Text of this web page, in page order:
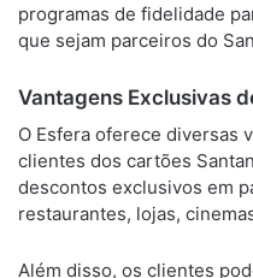
programas de fidelidade
que sejam parceiros do
Vantagens Exclusivas
O Esfera oferece diversas
clientes dos cartões
descontos exclusivos em
restaurantes, lojas,
Além disso, os clientes